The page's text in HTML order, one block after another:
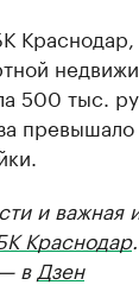
Краснодар,
500 тыс.
и
Краснодар
в Дзен